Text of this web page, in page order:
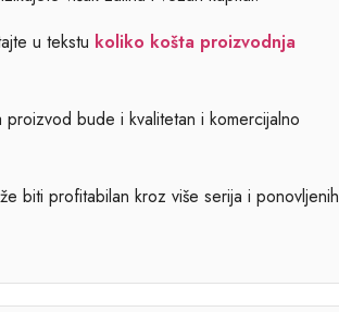
u tekstu koliko košta proizvodnja
bude i kvalitetan i komercijalno
biti profitabilan kroz više serija i ponovljenih